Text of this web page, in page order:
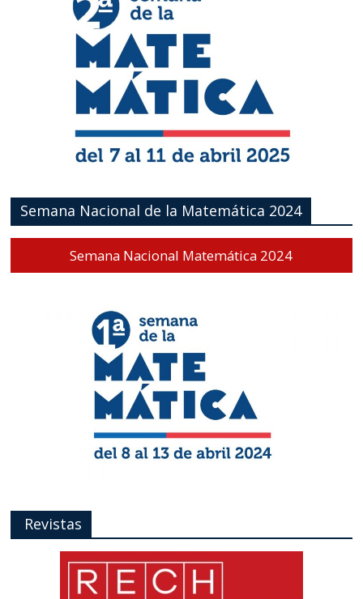
Semana Nacional de la Matemática 2024
Semana Nacional Matemática 2024
Revistas